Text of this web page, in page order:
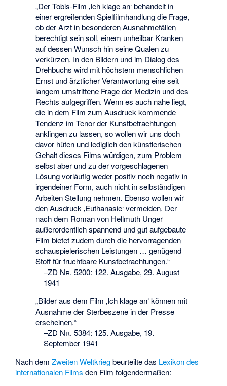
„Der Tobis-Film ‚Ich klage an‘ behandelt in
einer ergreifenden Spielfilmhandlung die Frage,
ob der Arzt in besonderen Ausnahmefällen
berechtigt sein soll, einem unheilbar Kranken
auf dessen Wunsch hin seine Qualen zu
verkürzen. In den Bildern und im Dialog des
Drehbuchs wird mit höchstem menschlichen
Ernst und ärztlicher Verantwortung eine seit
langem umstrittene Frage der Medizin und des
Rechts aufgegriffen. Wenn es auch nahe liegt,
die in dem Film zum Ausdruck kommende
Tendenz im Tenor der Kunstbetrachtungen
anklingen zu lassen, so wollen wir uns doch
davor hüten und lediglich den künstlerischen
Gehalt dieses Films würdigen, zum Problem
selbst aber und zu der vorgeschlagenen
Lösung vorläufig weder positiv noch negativ in
irgendeiner Form, auch nicht in selbständigen
Arbeiten Stellung nehmen. Ebenso wollen wir
den Ausdruck ‚Euthanasie‘ vermeiden. Der
nach dem Roman von Hellmuth Unger
außerordentlich spannend und gut aufgebaute
Film bietet zudem durch die hervorragenden
schauspielerischen Leistungen … genügend
Stoff für fruchtbare Kunstbetrachtungen.“
–ZD Nr. 5200: 122. Ausgabe, 29. August
1941
„Bilder aus dem Film ‚Ich klage an‘ können mit
Ausnahme der Sterbeszene in der Presse
erscheinen.“
–ZD Nr. 5384: 125. Ausgabe, 19.
September 1941
Nach demZweiten Weltkriegbeurteilte das Lexikon des
internationalen Films den Film folgendermaßen: